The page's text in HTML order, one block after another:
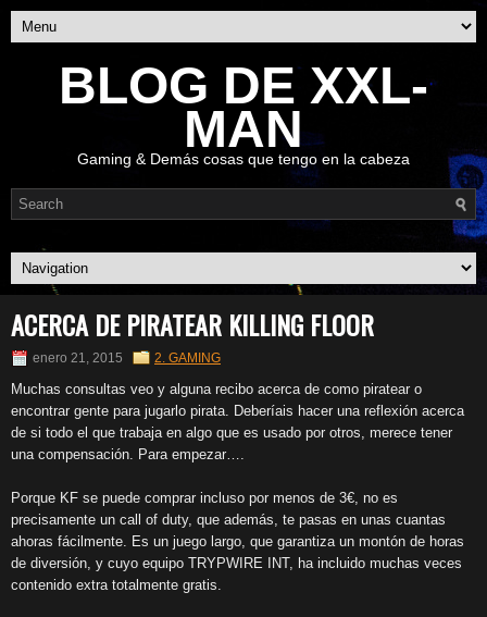
BLOG DE XXL-
MAN
Gaming & Demás cosas que tengo en la cabeza
ACERCA DE PIRATEAR KILLING FLOOR
enero 21, 2015 2. GAMING
Muchas consultas veo y alguna recibo acerca de como piratear o
encontrar gente para jugarlo pirata. Deberíais hacer una reflexión acerca
de si todo el que trabaja en algo que es usado por otros, merece tener
una compensación. Para empezar….
Porque KF se puede comprar incluso por menos de 3€, no es
precisamente un call of duty, que además, te pasas en unas cuantas
ahoras fácilmente. Es un juego largo, que garantiza un montón de horas
de diversión, y cuyo equipo TRYPWIRE INT, ha incluido muchas veces
contenido extra totalmente gratis.